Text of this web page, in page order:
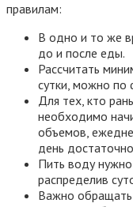
правилам:
В одно и то же
до и после еды.
Рассчитать
сутки, можно по
Для тех, кто
необходимо
объемов,
день
Пить воду
распределив
Важно